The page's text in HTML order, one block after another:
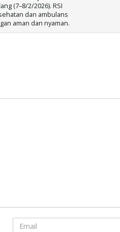
(7–8/2/2026). RSI
dan ambulans
aman dan nyaman.